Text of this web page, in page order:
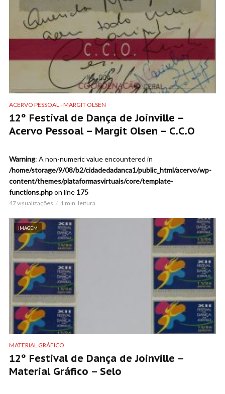
ACERVO PESSOAL - MARGIT OLSEN
12º Festival de Dança de Joinville –
Acervo Pessoal – Margit Olsen – C.C.O
Warning: A non-numeric value encountered in
/home/storage/9/08/b2/cidadedadanca1/public_html/acervo/wp-
content/themes/plataformasvirtuais/core/template-
functions.phpon line 175
47 visualizações 1 min. leitura
IMAGEM
MATERIAL GRÁFICO
12º Festival de Dança de Joinville –
Material Gráfico – Selo